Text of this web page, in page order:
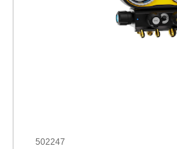
502247